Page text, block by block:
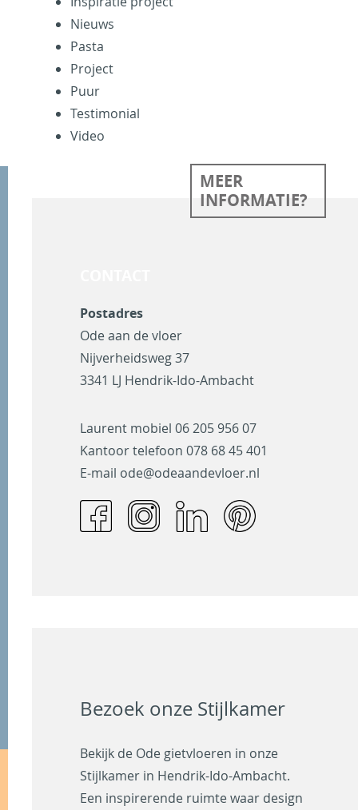
Nieuws
Pasta
Project
Puur
Testimonial
Video
MEER
INFORMATIE?
Postadres
Ode aan de vloer
Nijverheidsweg 37
3341 LJ Hendrik-Ido-Ambacht
Laurent mobiel 06 205 956 07
Kantoor telefoon 078 68 45 401
E-mail ode@odeaandevloer.nl
Bezoek onze Stijlkamer
Bekijk de Ode gietvloeren in onze
Stijlkamer in Hendrik-Ido-Ambacht.
Een inspirerende ruimte waar design